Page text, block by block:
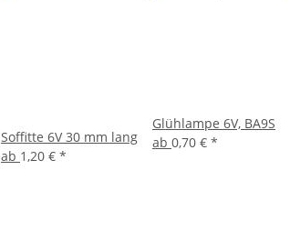
Soffitte 6V 30 mm lang
ab 1,20 € *
Glühlampe 6V, BA9S
ab 0,70 € *